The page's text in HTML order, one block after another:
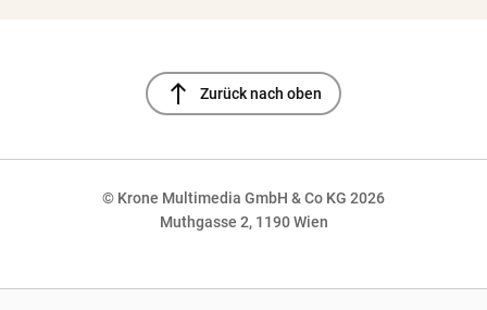
north Zurück nach oben
© Krone Multimedia GmbH & Co KG 2026
Muthgasse 2, 1190 Wien
NaN%